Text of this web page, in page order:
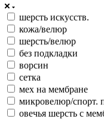
шерсть искусств.
кожа/велюр
шерсть/велюр
без подкладки
ворсин
сетка
мех на мембране
микровелюр/спорт.
овечья шерсть с